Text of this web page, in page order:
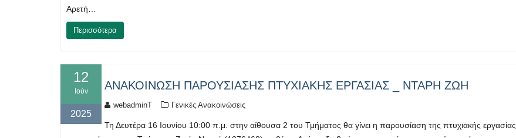
Αρετή…
Περισσότερα
12
Ιούν
2025
ΑΝΑΚΟΙΝΩΣΗ ΠΑΡΟΥΣΙΑΣΗΣ ΠΤΥΧΙΑΚΗΣ ΕΡΓΑΣΙΑΣ _ ΝΤΑΡΗ ΖΩΗ
webadminT Γενικές Ανακοινώσεις
Τη Δευτέρα 16 Ιουνίου 10:00 π.μ. στην αίθουσα 2 του Τμήματος θα γίνει η παρουσίαση της πτυχιακής εργασίας